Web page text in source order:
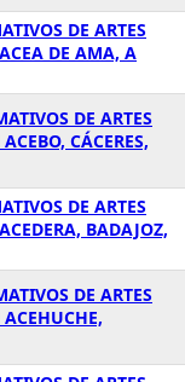
DE ARTES
DE AMA, A
DE ARTES
CÁCERES,
DE ARTES
BADAJOZ,
DE ARTES